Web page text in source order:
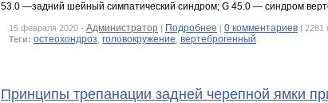
53.0 —задний шейный симпатический синдром; G 45.0 — синдром
15 февраля 2020 - Администратор | Подробнее | 0 комментариев | 2281
Теги: остеохондроз головокружение вертеброгенный
Принципы трепанации задней черепной ямки